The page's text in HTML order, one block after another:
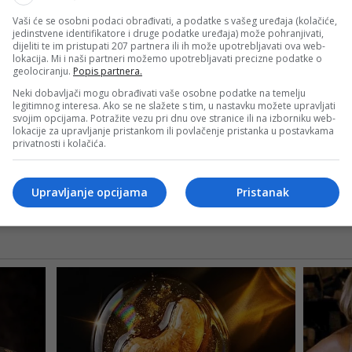
su Edin Džeko, Esmir Bajraktarević i Haris
preokrenula rezultat i preuzela kontrolu nad
i novu generaciju igrača koja bez straha preuzima
Vaši će se osobni podaci obrađivati, a podatke s vašeg uređaja (kolačiće,
jedinstvene identifikatore i druge podatke uređaja) može pohranjivati,
dijeliti te im pristupati 207 partnera ili ih može upotrebljavati ova web-
lokacija. Mi i naši partneri možemo upotrebljavati precizne podatke o
geolociranju. Popis partnera.
Neki dobavljači mogu obrađivati vaše osobne podatke na temelju
legitimnog interesa. Ako se ne slažete s tim, u nastavku možete upravljati
svojim opcijama. Potražite vezu pri dnu ove stranice ili na izborniku web-
lokacije za upravljanje pristankom ili povlačenje pristanka u postavkama
privatnosti i kolačića.
Pristanak
Upravljanje opcijama